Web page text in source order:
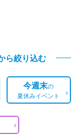
ら絞り込む
今週末の
夏休みイベント